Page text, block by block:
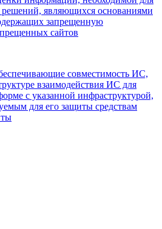
являющихся основаниями
запрещенную
сайтов
совместимость ИС,
взаимодействия ИС для
с указанной инфраструктурой,
для его защиты средствам